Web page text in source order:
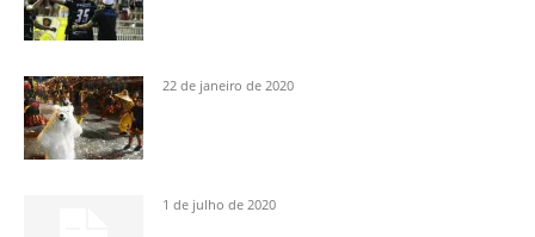
22 de janeiro de 2020
1 de julho de 2020